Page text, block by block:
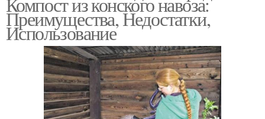
Преимущества, Недостатки,
Использование